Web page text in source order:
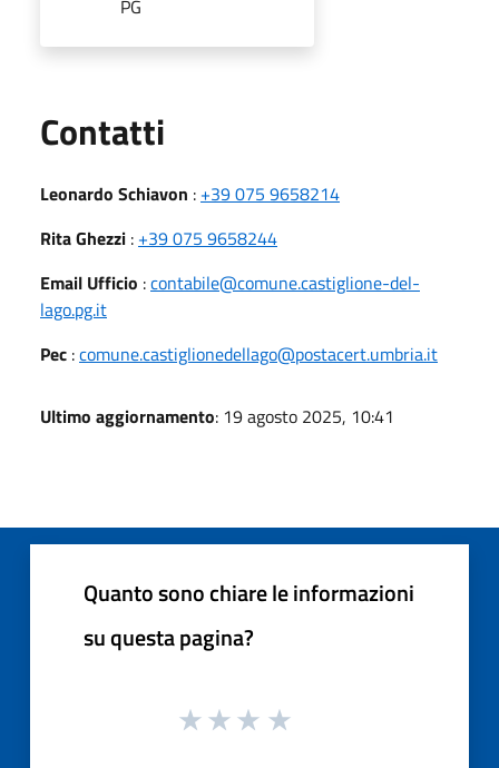
PG
Contatti
Leonardo Schiavon : +39 075 9658214
Rita Ghezzi : +39 075 9658244
Email Ufficio :contabile@comune.castiglione-del-
lago.pg.it
Pec :comune.castiglionedellago@postacert.umbria.it
Ultimo aggiornamento: 19 agosto 2025, 10:41
Quanto sono chiare le informazioni
su questa pagina?